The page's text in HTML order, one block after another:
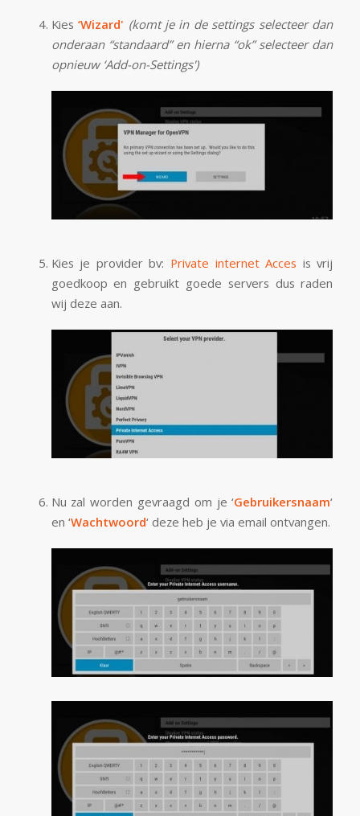
Kies ‘Wizard' (komt je in de settings selecteer dan
onderaan “standaard” en hierna “ok” selecteer dan
opnieuw ‘Add-on-Settings')
Kies je provider bv: Private internet Acces is vrij
goedkoop en gebruikt goede servers dus raden
wij deze aan.
Nu zal worden gevraagd om je ‘Gebruikersnaam‘
en ‘Wachtwoord‘ deze heb je via email ontvangen.